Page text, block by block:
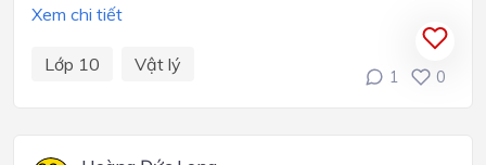
Xem chi tiết
Lớp 10 Vật lý
1 0